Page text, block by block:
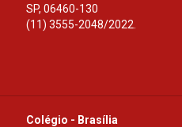
SP, 06460-130
(11) 3555-2048/2022.
Colégio - Brasília